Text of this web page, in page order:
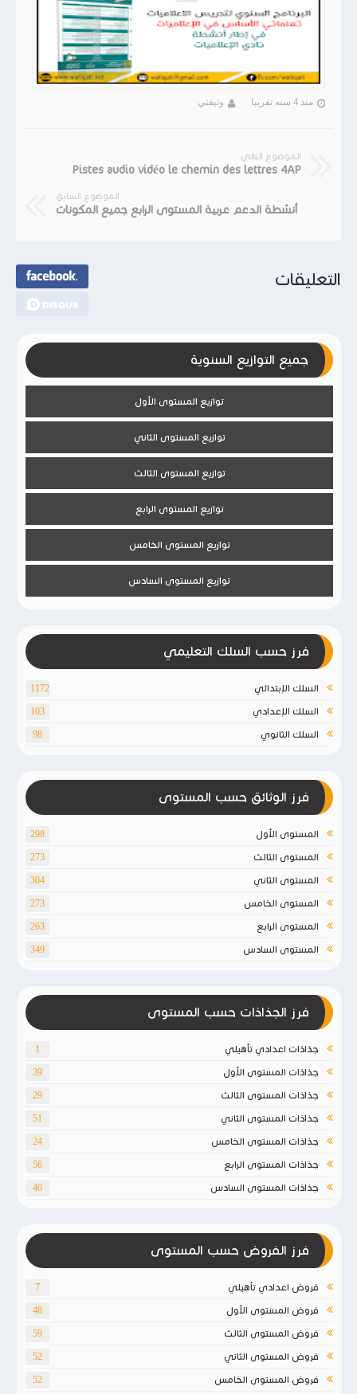
منذ 4 سنه تقريبا وثيقتي
الموضوع التالي
Pistes audio vidéo le chemin des lettres 4AP
الموضوع السابق
أنشطة الدعم عربية المستوى الرابع جميع المكونات
التعليقات
جميع التوازيع السنوية
توازيع المستوى الأول
توازيع المستوى الثاني
توازيع المستوى الثالث
توازيع المستوى الرابع
توازيع المستوى الخامس
توازيع المستوى السادس
فرز حسب السلك التعليمي
السلك الإبتدائي 1172
السلك الإعدادي 103
السلك الثانوي 98
فرز الوثائق حسب المستوى
المستوى الأول 298
المستوى الثالث 273
المستوى الثاني 304
المستوى الخامس 273
المستوى الرابع 263
المستوى السادس 349
فرز الجذاذات حسب المستوى
جذاذات اعدادي تأهيلي 1
جذاذات المستوى الأول 39
جذاذات المستوى الثالث 29
جذاذات المستوى الثاني 51
جذاذات المستوى الخامس 24
جذاذات المستوى الرابع 56
جذاذات المستوى السادس 40
فرز الفروض حسب المستوى
فروض اعدادي تأهيلي 7
فروض المستوى الأول 48
فروض المستوى الثالث 59
فروض المستوى الثاني 52
فروض المستوى الخامس 52